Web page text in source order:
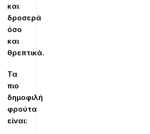
και
δροσερά
όσο
και
θρεπτικά.
Τα
πιο
δημοφιλή
φρούτα
είναι: